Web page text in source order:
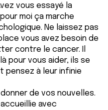
vous essayé la
moi ça marche
Ne laissez pas
vous avez besoin de
contre le cancer. Il
pour vous aider, ils se
pensez à leur infinie
de vos nouvelles.
avec